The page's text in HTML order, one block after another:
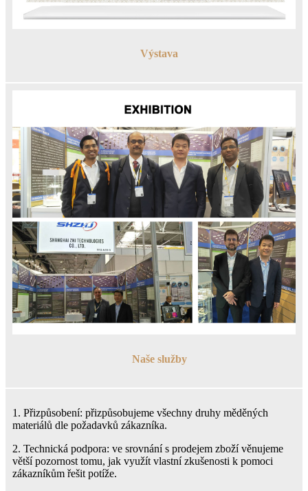
Výstava
Naše služby
1. Přizpůsobení: přizpůsobujeme všechny druhy měděných
materiálů dle požadavků zákazníka.
2. Technická podpora: ve srovnání s prodejem zboží věnujeme
větší pozornost tomu, jak využít vlastní zkušenosti k pomoci
zákazníkům řešit potíže.